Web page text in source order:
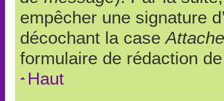
empêcher une signature
décochant la case
formulaire de rédaction
Haut